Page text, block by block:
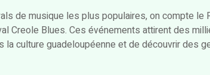
de musique les plus populaires, on compte le
Creole Blues. Ces événements attirent des
la culture guadeloupéenne et de découvrir des